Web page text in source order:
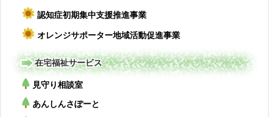
認知症初期集中支援推進事業
オレンジサポーター地域活動促進事業
在宅福祉サービス
見守り相談室
あんしんさぽーと